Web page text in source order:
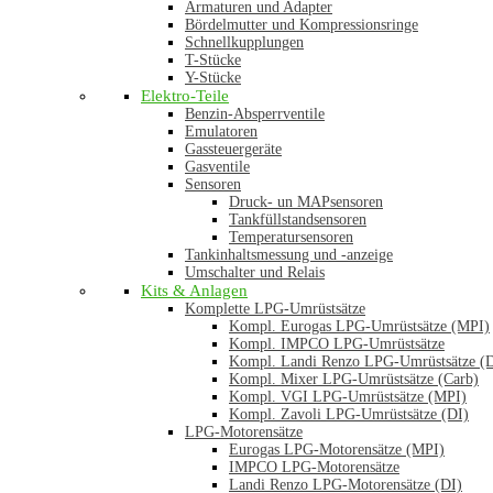
Armaturen und Adapter
Bördelmutter und Kompressionsringe
Schnellkupplungen
T-Stücke
Y-Stücke
Elektro-Teile
Benzin-Absperrventile
Emulatoren
Gassteuergeräte
Gasventile
Sensoren
Druck- un MAPsensoren
Tankfüllstandsensoren
Temperatursensoren
Tankinhaltsmessung und -anzeige
Umschalter und Relais
Kits & Anlagen
Komplette LPG-Umrüstsätze
Kompl. Eurogas LPG-Umrüstsätze (MPI)
Kompl. IMPCO LPG-Umrüstsätze
Kompl. Landi Renzo LPG-Umrüstsätze
Kompl. Mixer LPG-Umrüstsätze (Carb)
Kompl. VGI LPG-Umrüstsätze (MPI)
Kompl. Zavoli LPG-Umrüstsätze (DI)
LPG-Motorensätze
Eurogas LPG-Motorensätze (MPI)
IMPCO LPG-Motorensätze
Landi Renzo LPG-Motorensätze (DI)